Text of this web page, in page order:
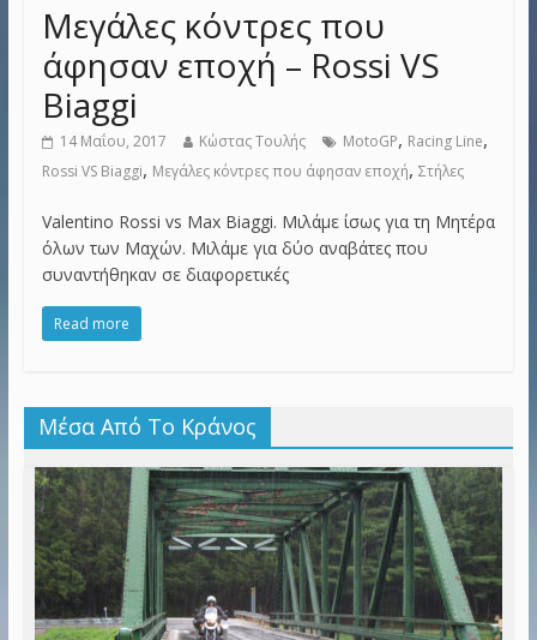
Μεγάλες κόντρες που
άφησαν εποχή – Rossi VS
Biaggi
14 Μαΐου, 2017 Κώστας Τουλής MotoGP, Racing Line,
Rossi VS Biaggi, Μεγάλες κόντρες που άφησαν εποχή, Στήλες
Valentino Rossi vs Max Biaggi. Μιλάμε ίσως για τη Μητέρα
όλων των Μαχών. Μιλάμε για δύο αναβάτες που
συναντήθηκαν σε διαφορετικές
Read more
Μέσα Από Το Κράνος